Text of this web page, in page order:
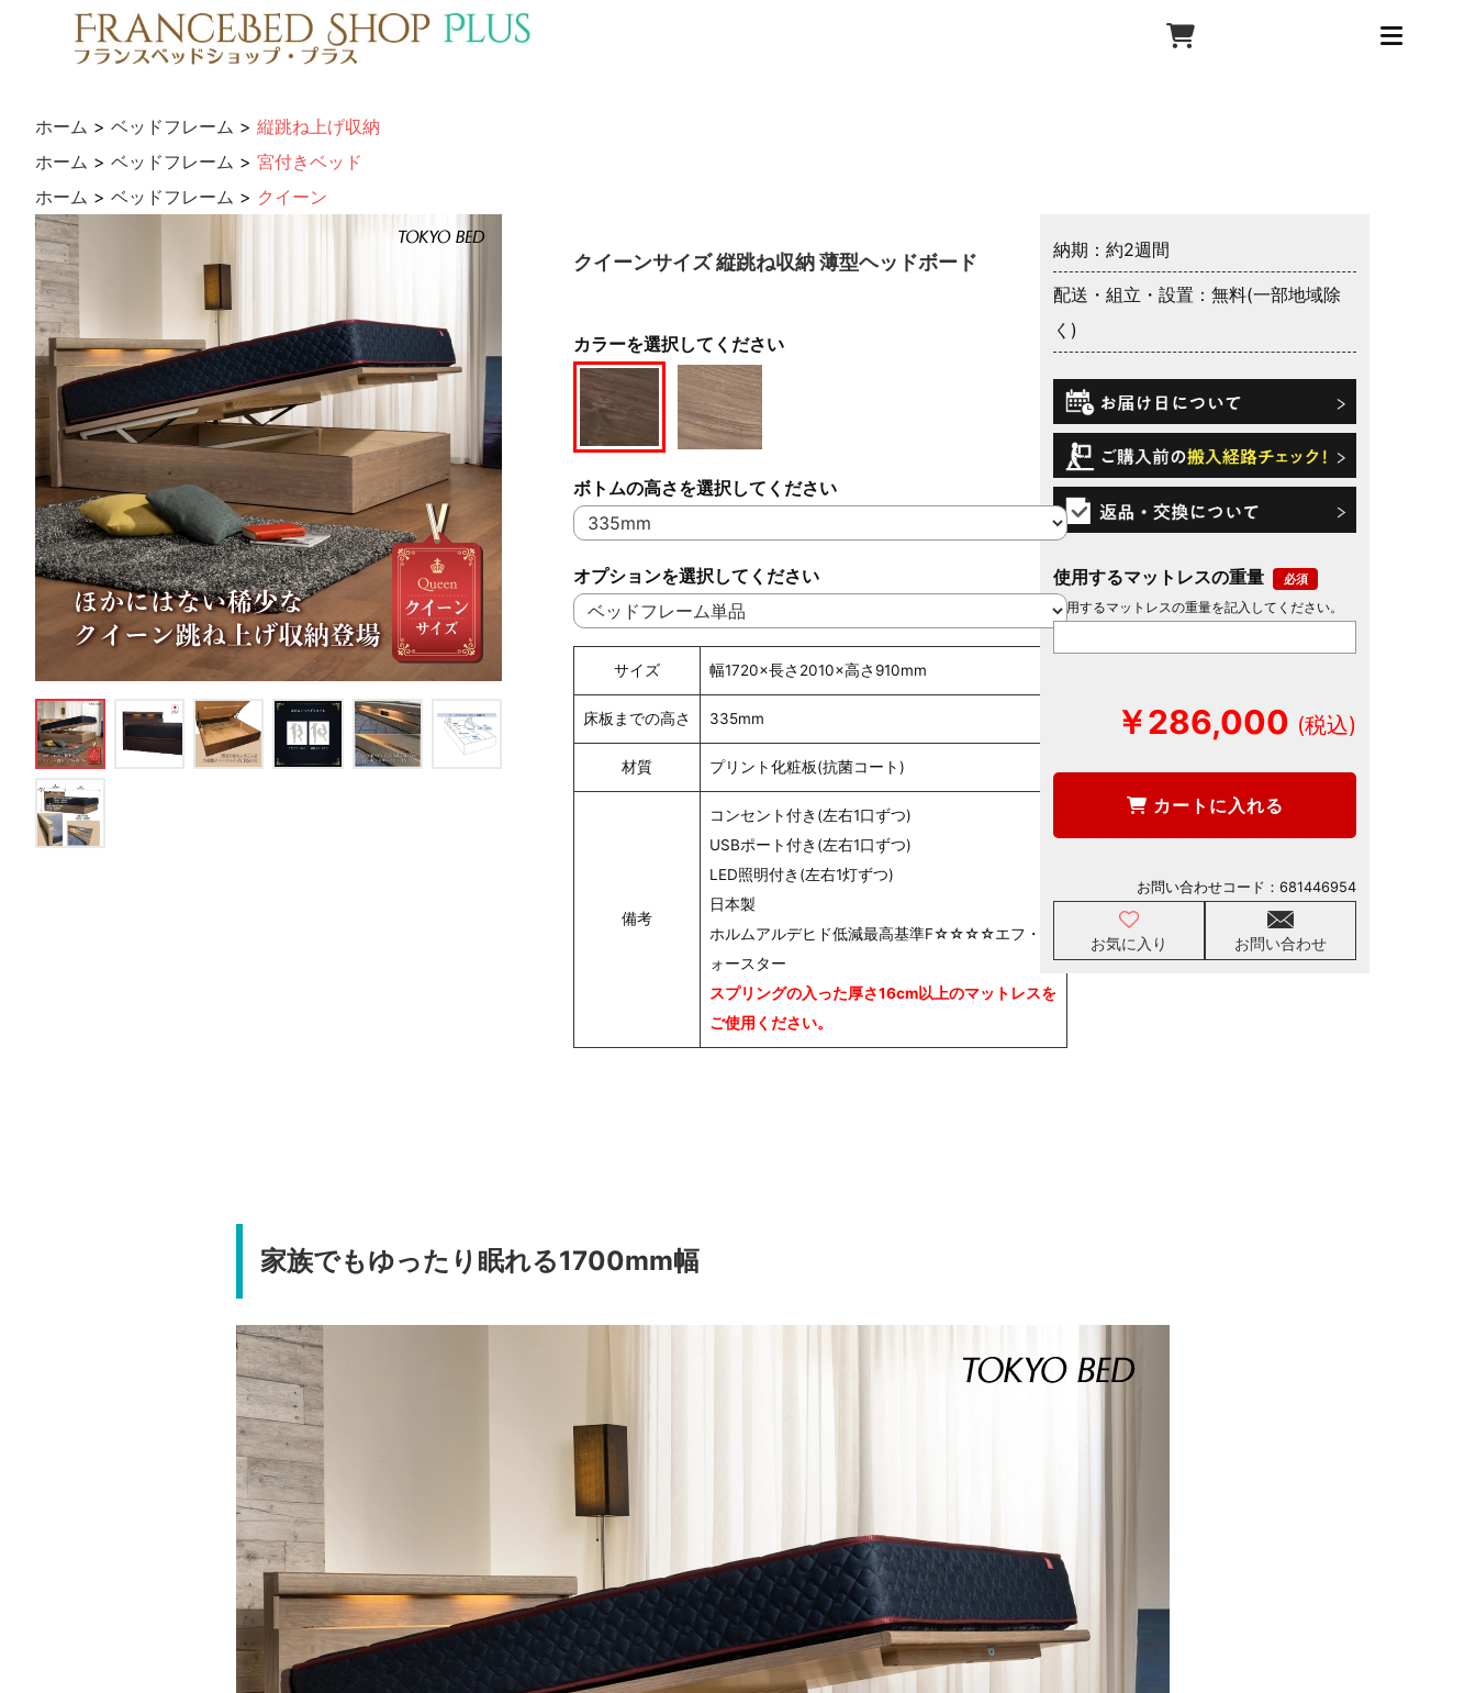
ホーム > ベッドフレーム > 縦跳ね上げ収納
ホーム > ベッドフレーム > 宮付きベッド
ホーム > ベッドフレーム > クイーン
クイーンサイズ 縦跳ね収納 薄型ヘッドボード
カラーを選択してください
ボトムの高さを選択してください
オプションを選択してください
サイズ 幅1720×長さ2010×高さ910mm
床板までの高さ 335mm
材質 プリント化粧板(抗菌コート)
備考
コンセント付き(左右1口ずつ)
USBポート付き(左右1口ずつ)
LED照明付き(左右1灯ずつ)
日本製
ホルムアルデヒド低減最高基準F☆☆☆☆エフ・フ
ォースター
スプリングの入った厚さ16cm以上のマットレスを
ご使用ください。
納期：約2週間
配送・組立・設置：無料(一部地域除
く)
使用するマットレスの重量
使用するマットレスの重量を記入してください。
￥286,000
カートに入れる
お気に入り お問い合わせ
お問い合わせコード： 681446954
家族でもゆったり眠れる1700mm幅